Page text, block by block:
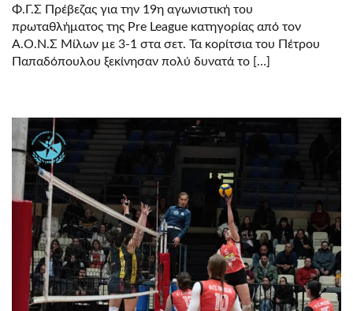
Φ.Γ.Σ Πρέβεζας για την 19η αγωνιστική του
πρωταθλήματος της Pre League κατηγορίας από τον
Α.Ο.Ν.Σ Μίλων με 3-1 στα σετ. Τα κορίτσια του Πέτρου
Παπαδόπουλου ξεκίνησαν πολύ δυνατά το […]